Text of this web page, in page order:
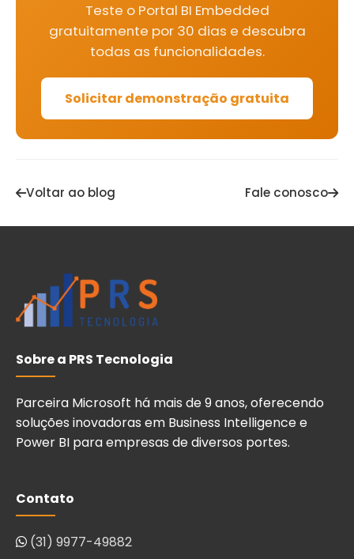
Teste o Portal BI Embedded
gratuitamente por 30 dias e descubra
todas as funcionalidades.
Solicitar demonstração gratuita
Voltar ao blog Fale conosco
Sobre a PRS Tecnologia
Parceira Microsoft há mais de 9 anos, oferecendo
soluções inovadoras em Business Intelligence e
Power BI para empresas de diversos portes.
Contato
(31) 9977-49882